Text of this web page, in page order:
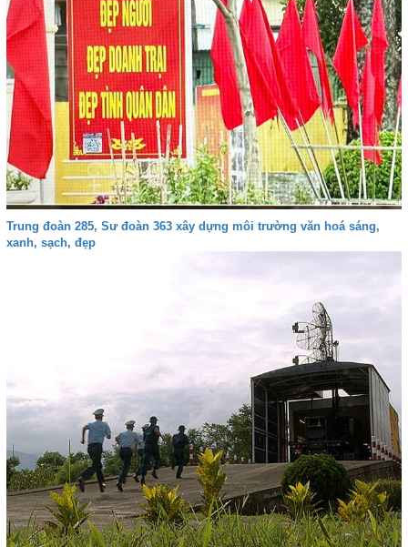
Trung đoàn 285, Sư đoàn 363 xây dựng môi trường văn hoá sáng,
xanh, sạch, đẹp